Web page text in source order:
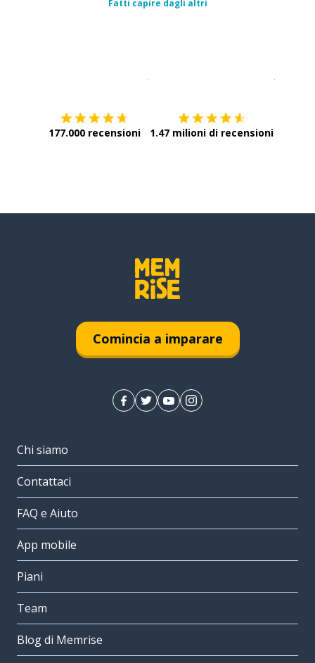
Fatti capire dagli altri
177.000 recensioni 1.47 milioni di recensioni
Comincia a imparare
Chi siamo
Contattaci
FAQ e Aiuto
App mobile
Piani
Team
Blog di Memrise